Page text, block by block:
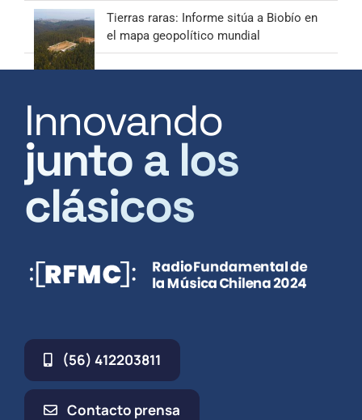
Tierras raras: Informe sitúa a Biobío en
el mapa geopolítico mundial
Innovando
junto a los
clásicos
(56) 412203811
Contacto prensa